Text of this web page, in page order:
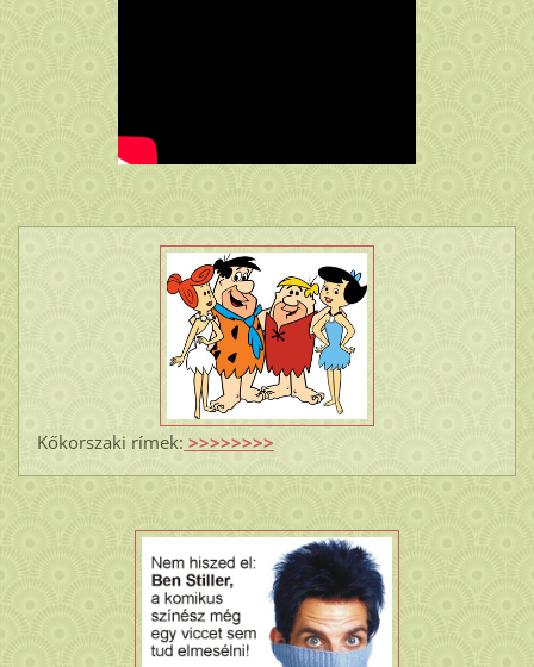
Kőkorszaki rímek: >>>>>>>>